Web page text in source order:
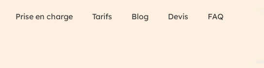
Prise en charge Tarifs Blog Devis FAQ